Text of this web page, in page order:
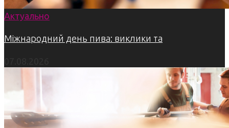
Актуально
Міжнародний день пива: виклики та